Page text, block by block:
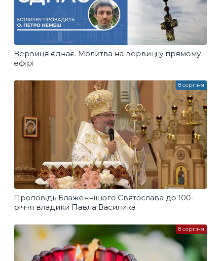
Вервиця єднає. Молитва на вервиці у прямому
ефірі
Проповідь Блаженнішого Святослава до 100-
річчя владики Павла Василика
8 серпня
8 серпня